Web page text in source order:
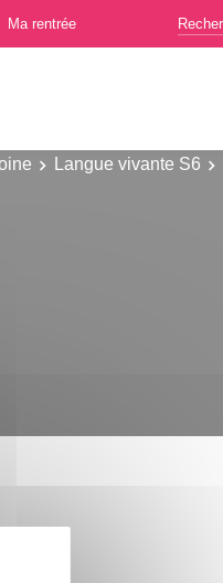
Ma rentrée
Langue vivante S6